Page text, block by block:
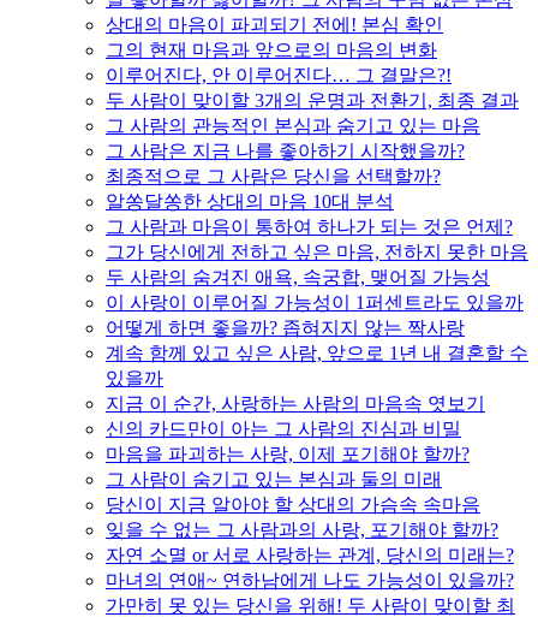
상대의 마음이 파괴되기 전에! 본심 확인
그의 현재 마음과 앞으로의 마음의 변화
이루어진다, 안 이루어진다… 그 결말은?!
두 사람이 맞이할 3개의 운명과 전환기, 최종 결과
그 사람의 관능적인 본심과 숨기고 있는 마음
그 사람은 지금 나를 좋아하기 시작했을까?
최종적으로 그 사람은 당신을 선택할까?
알쏭달쏭한 상대의 마음 10대 분석
그 사람과 마음이 통하여 하나가 되는 것은 언제?
그가 당신에게 전하고 싶은 마음, 전하지 못한 마음
두 사람의 숨겨진 애욕, 속궁합, 맺어질 가능성
이 사랑이 이루어질 가능성이 1퍼센트라도 있을까
어떻게 하면 좋을까? 좁혀지지 않는 짝사랑
계속 함께 있고 싶은 사람, 앞으로 1년 내 결혼할 수
있을까
지금 이 순간, 사랑하는 사람의 마음속 엿보기
신의 카드만이 아는 그 사람의 진심과 비밀
마음을 파괴하는 사랑, 이제 포기해야 할까?
그 사람이 숨기고 있는 본심과 둘의 미래
당신이 지금 알아야 할 상대의 가슴속 속마음
잊을 수 없는 그 사람과의 사랑, 포기해야 할까?
자연 소멸 or 서로 사랑하는 관계, 당신의 미래는?
마녀의 연애~ 연하남에게 나도 가능성이 있을까?
가만히 못 있는 당신을 위해! 두 사람이 맞이할 최